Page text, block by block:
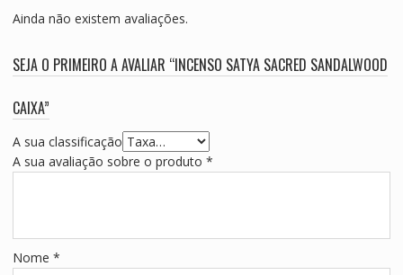
Ainda não existem avaliações.
SEJA O PRIMEIRO A AVALIAR “INCENSO SATYA SACRED SANDALWOOD
CAIXA”
A sua classificação
A sua avaliação sobre o produto *
Nome *